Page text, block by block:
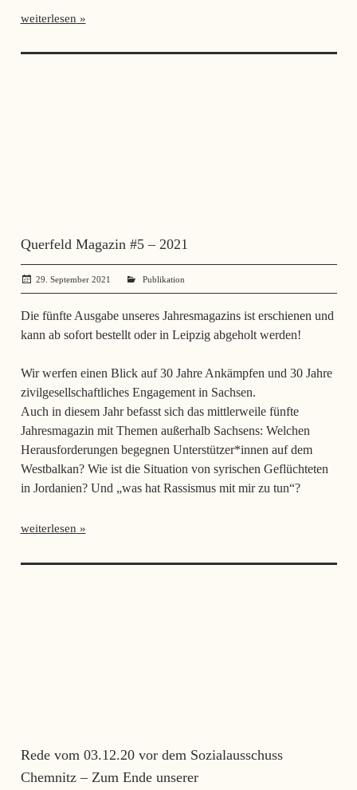
weiterlesen
Querfeld Magazin #5 – 2021
29. September 2021 administrator
Publikation
Die fünfte Ausgabe unseres Jahresmagazins ist erschienen und
kann ab sofort bestellt oder in Leipzig abgeholt werden!
Wir werfen einen Blick auf 30 Jahre Ankämpfen und 30 Jahre
zivilgesellschaftliches Engagement in Sachsen.
Auch in diesem Jahr befasst sich das mittlerweile fünfte
Jahresmagazin mit Themen außerhalb Sachsens: Welchen
Herausforderungen begegnen Unterstützer*innen auf dem
Westbalkan? Wie ist die Situation von syrischen Geflüchteten
in Jordanien? Und „was hat Rassismus mit mir zu tun“?
weiterlesen
Rede vom 03.12.20 vor dem Sozialausschuss
Chemnitz – Zum Ende unserer